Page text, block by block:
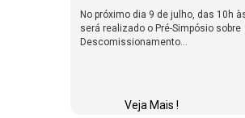
No próximo dia 9 de julho, das 10h
será realizado o Pré-Simpósio sobre
Descomissionamento...
Veja Mais !